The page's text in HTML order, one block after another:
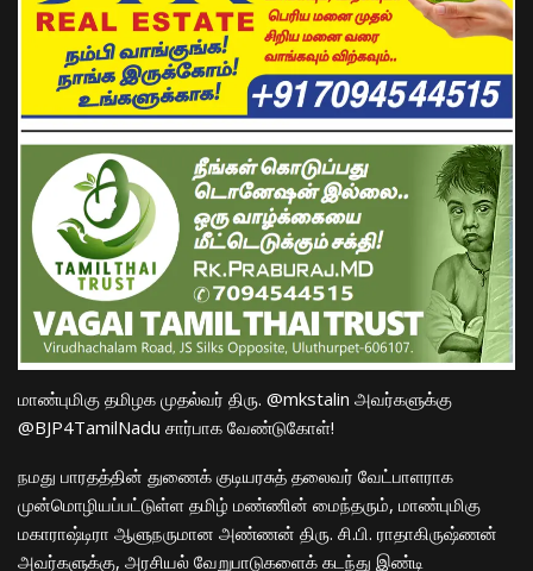
மாண்புமிகு தமிழக முதல்வர் திரு. @mkstalin அவர்களுக்கு
@BJP4TamilNadu சார்பாக வேண்டுகோள்!
நமது பாரதத்தின் துணைக் குடியரசுத் தலைவர் வேட்பாளராக
முன்மொழியப்பட்டுள்ள தமிழ் மண்ணின் மைந்தரும், மாண்புமிகு
மகாராஷ்டிரா ஆளுநருமான அண்ணன் திரு. சி.பி. ராதாகிருஷ்ணன்
அவர்களுக்கு, அரசியல் வேறுபாடுகளைக் கடந்து இண்டி